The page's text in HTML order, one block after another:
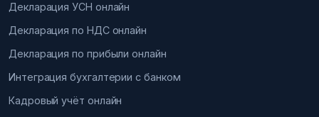
Декларация УСН онлайн
Декларация по НДС онлайн
Декларация по прибыли онлайн
Интеграция бухгалтерии с банком
Кадровый учёт онлайн